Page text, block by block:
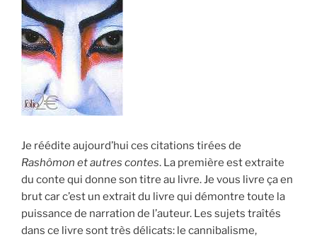
Je réédite aujourd’hui ces citations tirées de
Rashômon et autres contes. La première est extraite
du conte qui donne son titre au livre. Je vous livre ça en
brut car c’est un extrait du livre qui démontre toute la
puissance de narration de l’auteur. Les sujets traîtés
dans ce livre sont très délicats: le cannibalisme,